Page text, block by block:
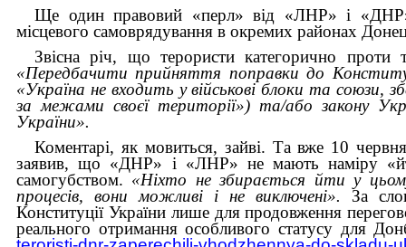
Ще один правовий «перл» від «ЛНР» і
місцевого самоврядування в окремих районах
Звісна річ, що терористи категорично
«Передбачити прийняття поправки до
«Україна не входить у військові блоки та союзи,
за межами своєї території») та/або закону
України».
Коментарі, як мовиться, зайві. Та вже 10
заявив, що «ДНР» і «ЛНР» не мають наміру
самогубством.«Ніхто не збирається йти у
процесів, вони можливі і не виключені». За
Конституції України лише для продовження
реального отримання особливого статусу для